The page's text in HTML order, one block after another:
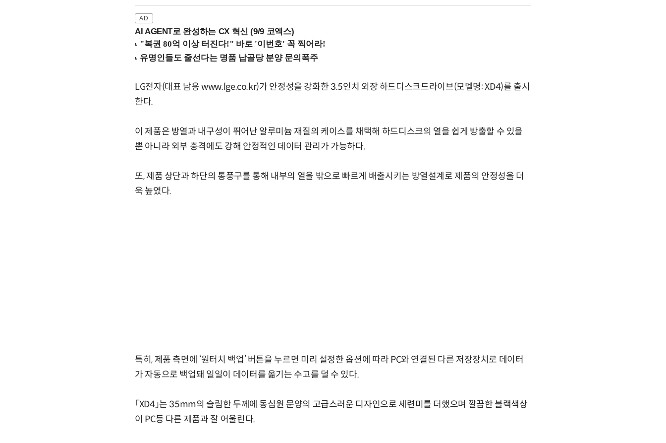
AI AGENT로 완성하는 CX 혁신 (9/9 코엑스)
LG전자(대표 남용 www.lge.co.kr)가 안정성을 강화한 3.5인치 외장 하드디스크드라이브(모델명: XD4)를 출시
한다.
이 제품은 방열과 내구성이 뛰어난 알루미늄 재질의 케이스를 채택해 하드디스크의 열을 쉽게 방출할 수 있을
뿐 아니라 외부 충격에도 강해 안정적인 데이터 관리가 가능하다.
또, 제품 상단과 하단의 통풍구를 통해 내부의 열을 밖으로 빠르게 배출시키는 방열설계로 제품의 안정성을 더
욱 높였다.
특히, 제품 측면에 ‘원터치 백업’ 버튼을 누르면 미리 설정한 옵션에 따라 PC와 연결된 다른 저장장치로 데이터
가 자동으로 백업돼 일일이 데이터를 옮기는 수고를 덜 수 있다.
「XD4」는 35mm의 슬림한 두께에 동심원 문양의 고급스러운 디자인으로 세련미를 더했으며 깔끔한 블랙색상
이 PC등 다른 제품과 잘 어울린다.